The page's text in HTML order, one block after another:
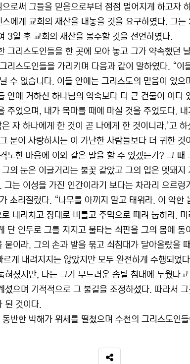
로써 그들을 믿음으로부터 점점 멀어지게 하고자
에게 교회의 재산을 내놓을 것을 요구하였다. 그
3일 후 교회의 재산을 몰수할 것을 선언하였다.
그리스도인들을 한 곳에 모아 놓고 그가 약속했던
리스도인들을 가리키며 다음과 같이 말하였다. “이
수 없습니다. 이들 안에는 그리스도의 믿음이 있으
안에 거하신 하나님의 약속보다 더 큰 건물이 어디
주었으며, 내가 목마를 때에 마실 것을 주었도다.
자 하나에게 한 것이 곧 나에게 한 것이니라.’고
분이 사랑하시는 이 가난한 사람들보다 더 귀한 것
노한 마음에 이와 같은 말을 할 수 있겠는가? 그 때
의 눈은 이글거리는 불꽃 같았고 그의 입은 멧돼
는 이성을 가진 인간이라기 보다는 차라리 으르
소리질렀다. “나무를 아끼지 말고 태워라. 이 악한
내리치고 장대로 비틀고 주먹으로 때려 눕히라.
단 인두로 그를 지지고 불타는 쇠판을 그의 몸에
붙이라. 그의 손과 발을 묶고 쇠침대가 달아올랐을
게 내려지지는 않았지만 모두 완전하게 수행되었
혀졌지만, 나는 그가 부드러운 솜털 침대에 누웠다
셨으며 기적적으로 그 불길을 조정하셨다. 따라서
된 것이다.
반한 박해가 위세를 떨쳤으며 수천의 그리스도인